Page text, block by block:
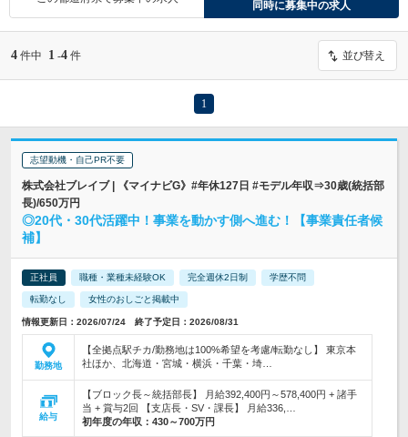
同時に募集中の求人
4 件中 1 -4 件 並び替え
1
志望動機・自己PR不要
株式会社ブレイブ | 《マイナビG》#年休127日 #モデル年収⇒30歳(統括部
長)/650万円
◎20代・30代活躍中！事業を動かす側へ進む！【事業責任者候
補】
正社員 職種・業種未経験OK 完全週休2日制 学歴不問
転勤なし 女性のおしごと掲載中
情報更新日：2026/07/24 終了予定日：2026/08/31
勤務地
【全拠点駅チカ/勤務地は100%希望を考慮/転勤なし】 東京本
社ほか、北海道・宮城・横浜・千葉・埼…
給与
【ブロック長～統括部長】 月給392,400円～578,400円 + 諸手
当 + 賞与2回 【支店長・SV・課長】 月給336,…
初年度の年収： 430～700万円